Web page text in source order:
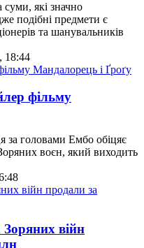
суми, які значно
подібні предмети є
та шанувальників
18:44
фільму
за головами Ембо обіцяє
воєн, який виходить
війн